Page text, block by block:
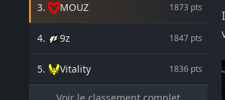
3. MOUZ 1873 pts
4. 9z 1847 pts
5. Vitality 1836 pts